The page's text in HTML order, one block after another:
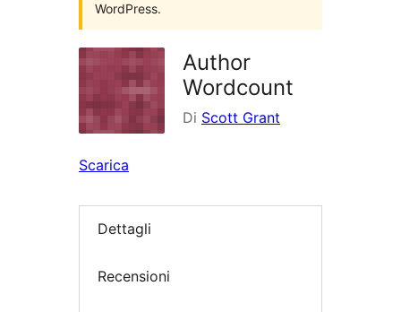
WordPress.
Author
Wordcount
Di Scott Grant
Scarica
Dettagli
Recensioni